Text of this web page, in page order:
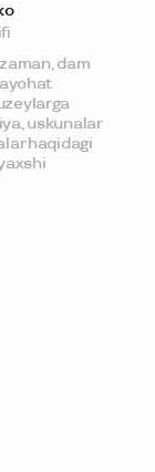
olish
pul
dam
uskunalar
haqidagi